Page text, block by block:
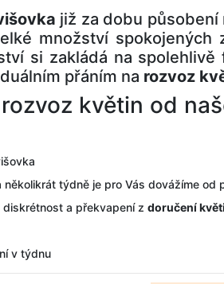
již za dobu
množství spokojených
si zakládá na
přáním na rozvoz
květin od
několikrát týdně je pro Vás dovážíme od
a překvapení z doručení
v týdnu